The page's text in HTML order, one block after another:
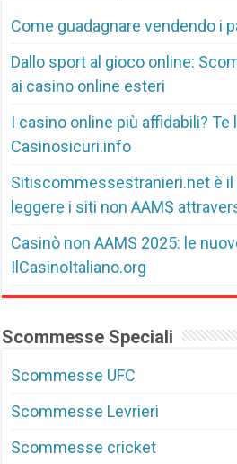
Come guadagnare vendendo i
Dallo sport al gioco online:
ai casino online esteri
I casino online più affidabili? Te
Casinosicuri.info
Sitiscommessestranieri.net è il
leggere i siti non AAMS
Casinò non AAMS 2025: le
IlCasinoItaliano.org
Scommesse Speciali
Scommesse UFC
Scommesse Levrieri
Scommesse cricket